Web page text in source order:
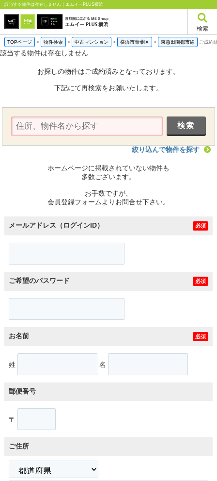
該当する物件は存在しません｜エムイーPLUS横浜
検索
TOPページ > 物件検索 > 中古マンション > 横浜市青葉区 > 東急田園都市線 ご成約
該当する物件は存在しません
お探しの物件はご成約済みとなっております。
下記にて再検索をお願いたします。
絞り込んで物件を探す
ホームページに掲載されていない物件も
多数ございます。
お手数ですが、
会員登録フォームよりお問合せ下さい。
メールアドレス（ログインID） 必須
ご希望のパスワード 必須
お名前 必須
姓 名
郵便番号
〒
ご住所